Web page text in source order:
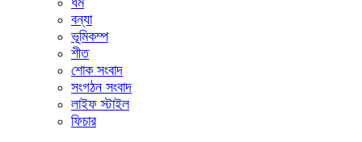
বন্যা
ভূমিকম্প
শীত
শোক সংবাদ
সংগঠন সংবাদ
লাইফ স্টাইল
ফিচার